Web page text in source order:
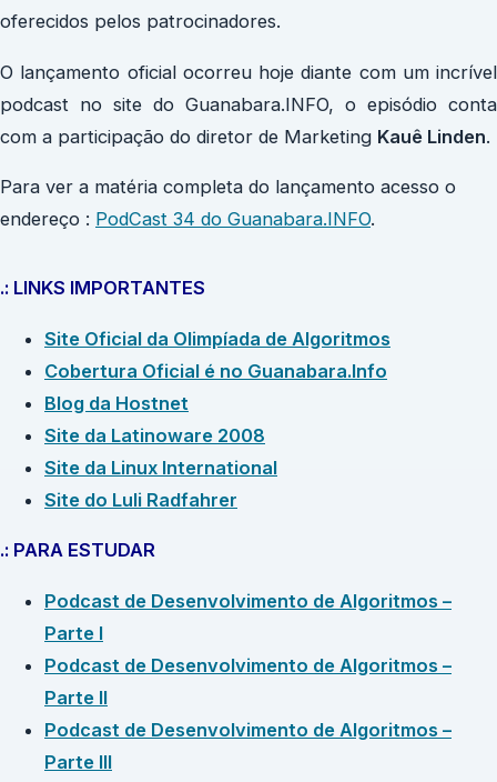
oferecidos pelos patrocinadores.
O lançamento oficial ocorreu hoje diante com um incrível
podcast no site do Guanabara.INFO, o episódio conta
com a participação do diretor de Marketing Kauê Linden.
Para ver a matéria completa do lançamento acesso o
endereço : PodCast 34 do Guanabara.INFO.
.: LINKS IMPORTANTES
Site Oficial da Olimpíada de Algoritmos
Cobertura Oficial é no Guanabara.Info
Blog da Hostnet
Site da Latinoware 2008
Site da Linux International
Site do Luli Radfahrer
.: PARA ESTUDAR
Podcast de Desenvolvimento de Algoritmos –
Parte I
Podcast de Desenvolvimento de Algoritmos –
Parte II
Podcast de Desenvolvimento de Algoritmos –
Parte III